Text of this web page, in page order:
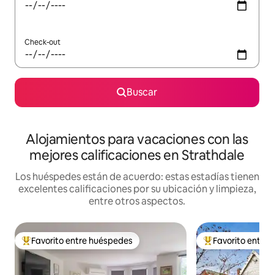
Check-out
Buscar
Alojamientos para vacaciones con las
mejores calificaciones en Strathdale
Los huéspedes están de acuerdo: estas estadías tienen
excelentes calificaciones por su ubicación y limpieza,
entre otros aspectos.
Favorito entre los huéspedes más destacados
Favorito entre huéspedes Favorito entre
Favorito entre